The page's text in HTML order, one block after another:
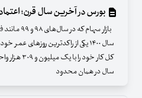
بورس در آخرین سال قرن؛
بازار سهام
سال ۱۴۰۰ یکی از راکدترین روزهای
سال در همان محدود